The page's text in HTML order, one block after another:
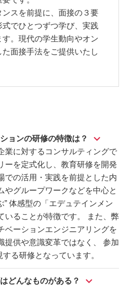
スを前提に、面接の３要
でひとつずつ学び、実践
。現代の学生動向やオン
面接手法をご提供いたし
ョンの研修の特徴は？
業に対するコンサルティングで
ーを定式化し、教育研修を開発
での活用・実践を前提とした内
やグループワークなどを中心と
” 体感型の「エデュテインメン
いることが特徴です。 また、弊
ベーションエンジニアリングを
提供や意識変革ではなく、 参加
る研修となっています。
どんなものがある？